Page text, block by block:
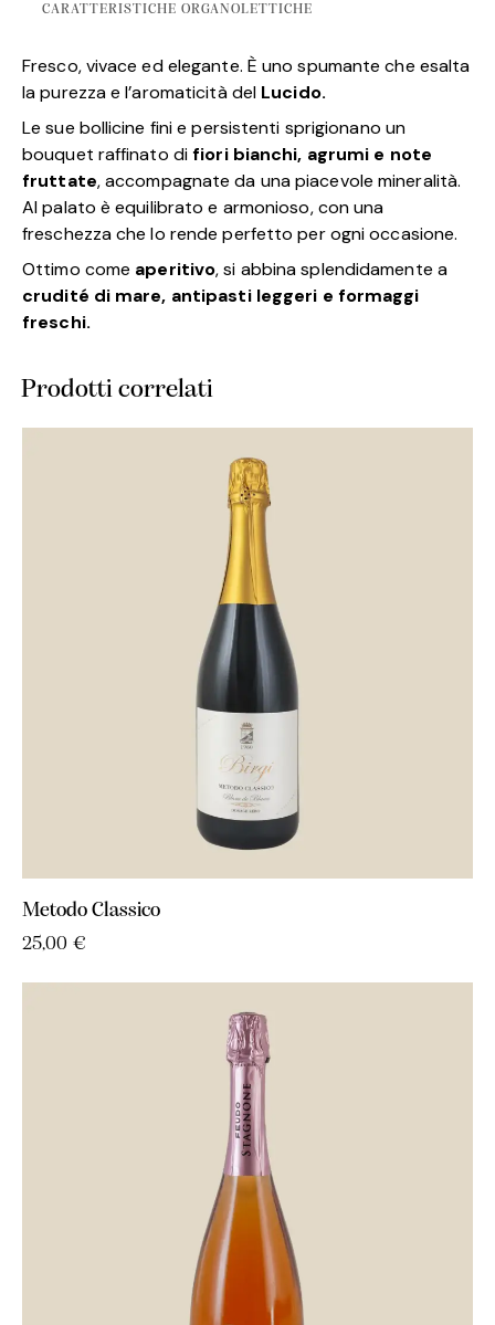
CARATTERISTICHE ORGANOLETTICHE
Fresco, vivace ed elegante. È uno spumante che esalta
la purezza e l’aromaticità del Lucido.
Le sue bollicine fini e persistenti sprigionano un
bouquet raffinato difiori bianchi, agrumi e note
fruttate, accompagnate da una piacevole mineralità.
Al palato è equilibrato e armonioso, con una
freschezza che lo rende perfetto per ogni occasione.
Ottimo come aperitivo, si abbina splendidamente a
crudité di mare, antipasti leggeri e formaggi
freschi.
Prodotti correlati
Metodo Classico
25,00 €